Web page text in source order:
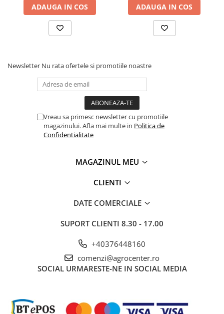
ADAUGA IN COS ADAUGA IN COS
Newsletter Nu rata ofertele si promotiile noastre
Vreau sa primesc newsletter cu promotiile
magazinului. Afla mai multe in Politica de
Confidentialitate
MAGAZINUL MEU
CLIENTI
DATE COMERCIALE
SUPORT CLIENTI 8.30 - 17.00
+40376448160
comenzi@agrocenter.ro
SOCIAL URMARESTE-NE IN SOCIAL MEDIA